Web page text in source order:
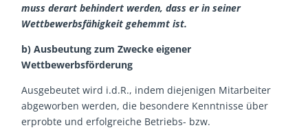
muss derart behindert werden, dass er in seiner
Wettbewerbsfähigkeit gehemmt ist.
b) Ausbeutung zum Zwecke eigener
Wettbewerbsförderung
Ausgebeutet wird i.d.R., indem diejenigen Mitarbeiter
abgeworben werden, die besondere Kenntnisse über
erprobte und erfolgreiche Betriebs- bzw.